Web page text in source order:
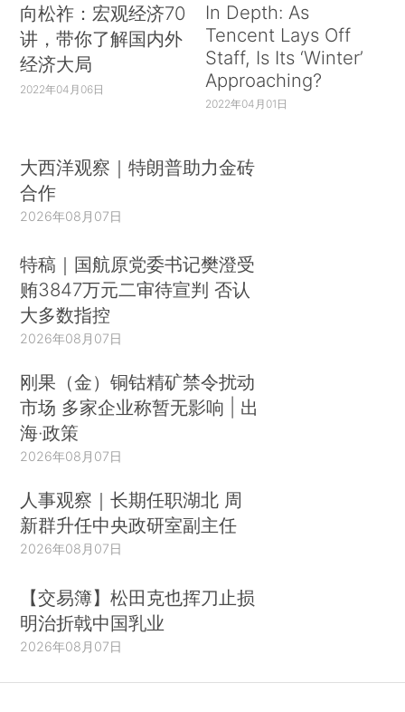
向松祚：宏观经济70
讲，带你了解国内外
经济大局
2022年04月06日
In Depth: As
Tencent Lays Off
Staff, Is Its ‘Winter’
Approaching?
2022年04月01日
大西洋观察｜特朗普助力金砖
合作
2026年08月07日
特稿｜国航原党委书记樊澄受
贿3847万元二审待宣判 否认
大多数指控
2026年08月07日
刚果（金）铜钴精矿禁令扰动
市场 多家企业称暂无影响 | 出
海·政策
2026年08月07日
人事观察｜长期任职湖北 周
新群升任中央政研室副主任
2026年08月07日
【交易簿】松田克也挥刀止损
明治折戟中国乳业
2026年08月07日